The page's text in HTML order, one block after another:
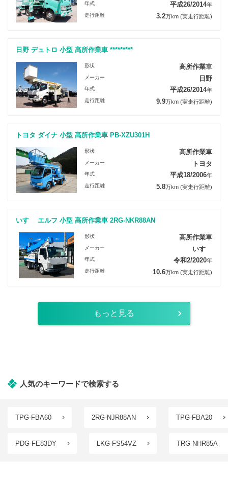
年式 平成26/2014年
走行距離 3.2万km (実走行距離)
日野 デュトロ 小型 高所作業車 *********
形状 高所作業車
メーカー 日野
年式 平成26/2014年
走行距離 9.9万km (実走行距離)
トヨタ ダイナ 小型 高所作業車 PB-XZU301H
形状 高所作業車
メーカー トヨタ
年式 平成18/2006年
走行距離 5.8万km (実走行距離)
いすゞ エルフ 小型 高所作業車 2RG-NKR88AN
形状 高所作業車
メーカー いすゞ
年式 令和2/2020年
走行距離 10.6万km (実走行距離)
もっと見る
人気のキーワードで検索する
TPG-FBA60 2RG-NJR88AN TPG-FBA20
PDG-FE83DY LKG-FS54VZ TRG-NHR85A